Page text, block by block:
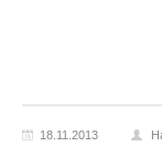
18.11.2013